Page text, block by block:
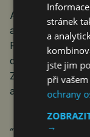
Autoři finálových
a získali
Právě propojení
dopravy ČR,
Zdravotnické
a dalších
„Každý ročník
stránek
a
jste jim
při
ochrany
→